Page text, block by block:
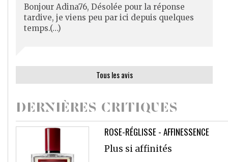
Bonjour Adina76, Désolée pour la réponse
tardive, je viens peu par ici depuis quelques
temps.(…)
Tous les avis
DERNIÈRES CRITIQUES
ROSE-RÉGLISSE - AFFINESSENCE
Plus si affinités